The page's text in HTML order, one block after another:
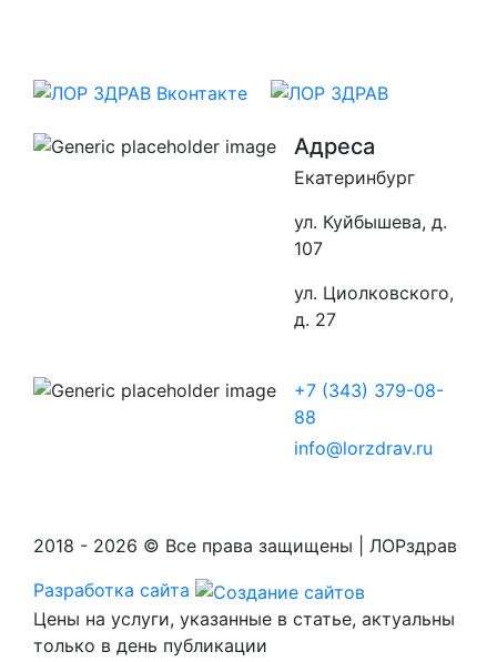
Адреса
Екатеринбург
ул. Куйбышева, д.
107
ул. Циолковского,
д. 27
+7 (343) 379-08-
88
info@lorzdrav.ru
2018 - 2026 © Все права защищены | ЛОРздрав
Разработка сайта
Цены на услуги, указанные в статье, актуальны
только в день публикации